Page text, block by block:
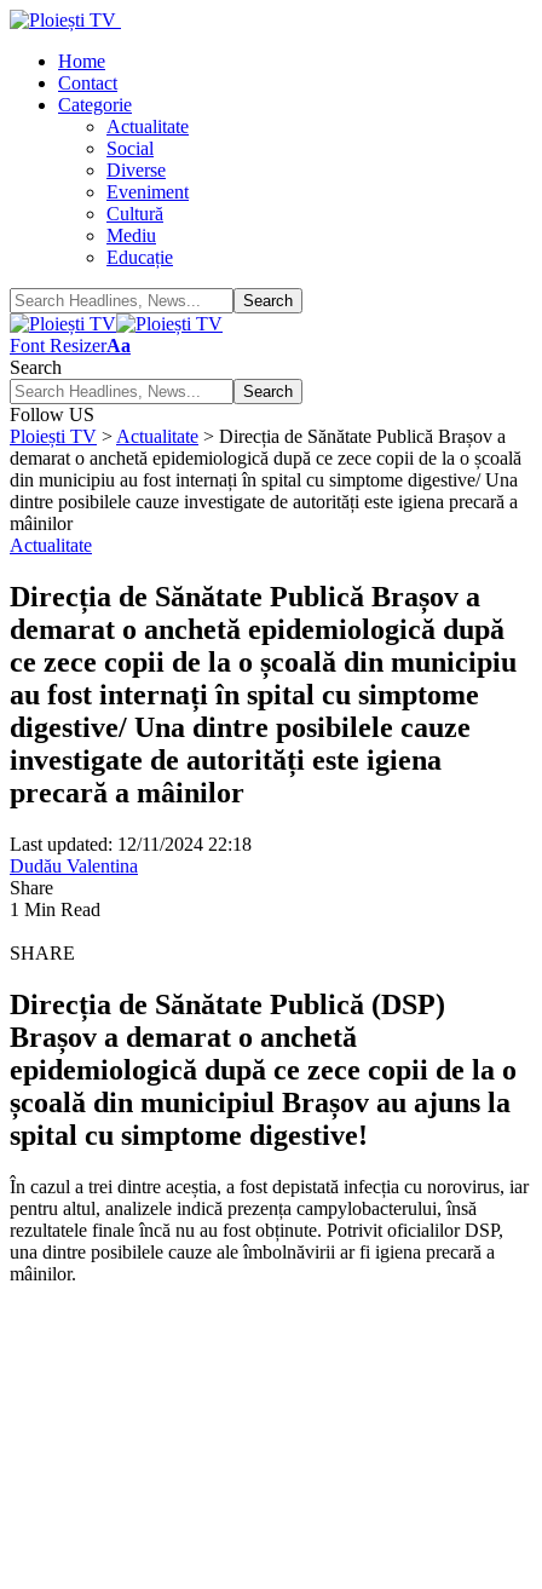
Home
Contact
Categorie
Actualitate
Social
Diverse
Eveniment
Cultură
Mediu
Educație
Font ResizerAa
Search
Follow US
Ploiești TV > Actualitate > Direcția de Sănătate Publică Brașov a
demarat o anchetă epidemiologică după ce zece copii de la o școală
din municipiu au fost internați în spital cu simptome digestive/ Una
dintre posibilele cauze investigate de autorități este igiena precară a
mâinilor
Actualitate
Direcția de Sănătate Publică Brașov a
demarat o anchetă epidemiologică după
ce zece copii de la o școală din municipiu
au fost internați în spital cu simptome
digestive/ Una dintre posibilele cauze
investigate de autorități este igiena
precară a mâinilor
Last updated: 12/11/2024 22:18
Dudău Valentina
Share
1 Min Read
SHARE
Direcția de Sănătate Publică (DSP)
Brașov a demarat o anchetă
epidemiologică după ce zece copii de la o
școală din municipiul Brașov au ajuns la
spital cu simptome digestive!
În cazul a trei dintre aceștia, a fost depistată infecția cu norovirus, iar
pentru altul, analizele indică prezența campylobacterului, însă
rezultatele finale încă nu au fost obținute. Potrivit oficialilor DSP,
una dintre posibilele cauze ale îmbolnăvirii ar fi igiena precară a
mâinilor.